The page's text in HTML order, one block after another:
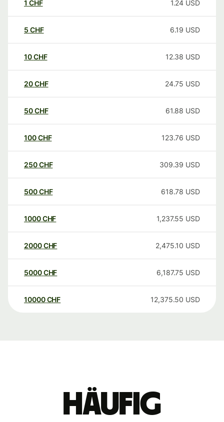
1 CHF 1.24 USD
5 CHF 6.19 USD
10CHF 12.38 USD
20CHF 24.75 USD
50CHF 61.88 USD
100CHF 123.76 USD
250CHF 309.39 USD
500CHF 618.78 USD
1000CHF 1,237.55 USD
2000CHF 2,475.10 USD
5000CHF 6,187.75 USD
10000 CHF 12,375.50 USD
Häufig